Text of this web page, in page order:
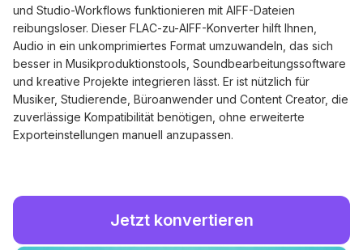
und Studio-Workflows funktionieren mit AIFF-Dateien
reibungsloser. Dieser FLAC-zu-AIFF-Konverter hilft Ihnen,
Audio in ein unkomprimiertes Format umzuwandeln, das sich
besser in Musikproduktionstools, Soundbearbeitungssoftware
und kreative Projekte integrieren lässt. Er ist nützlich für
Musiker, Studierende, Büroanwender und Content Creator, die
zuverlässige Kompatibilität benötigen, ohne erweiterte
Exporteinstellungen manuell anzupassen.
Jetzt konvertieren